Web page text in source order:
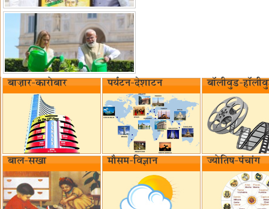
बाज़ार-कारोबार पर्यटन-देशाटन बॉलीवुड-
बाल-सखा मौसम-विज्ञान ज्योतिष-पंचांग